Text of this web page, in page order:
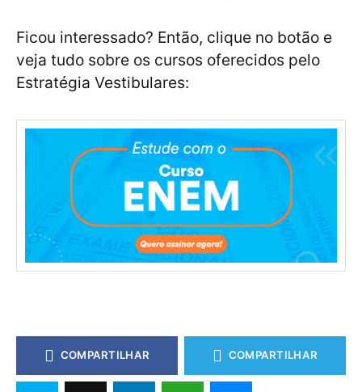
Ficou interessado? Então, clique no botão e
veja tudo sobre os cursos oferecidos pelo
Estratégia Vestibulares:
COMPARTILHAR COMPARTILHAR